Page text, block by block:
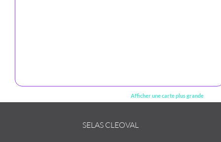
Afficher une carte plus grande
SELAS CLEOVAL